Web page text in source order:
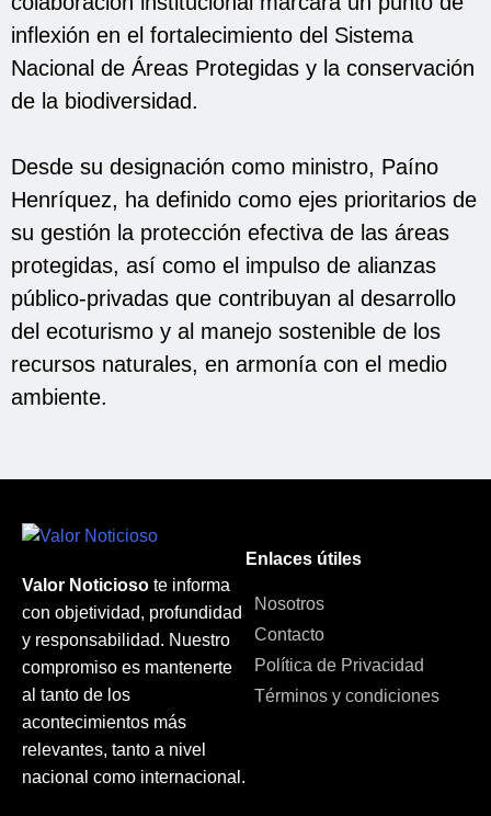
inflexión en el fortalecimiento del Sistema
Nacional de Áreas Protegidas y la conservación
de la biodiversidad.
Desde su designación como ministro, Paíno
Henríquez, ha definido como ejes prioritarios de
su gestión la protección efectiva de las áreas
protegidas, así como el impulso de alianzas
público-privadas que contribuyan al desarrollo
del ecoturismo y al manejo sostenible de los
recursos naturales, en armonía con el medio
ambiente.
Valor Noticioso te informa
con objetividad, profundidad
y responsabilidad. Nuestro
compromiso es mantenerte
al tanto de los
acontecimientos más
relevantes, tanto a nivel
nacional como internacional.
Enlaces útiles
Nosotros
Contacto
Política de Privacidad
Términos y condiciones